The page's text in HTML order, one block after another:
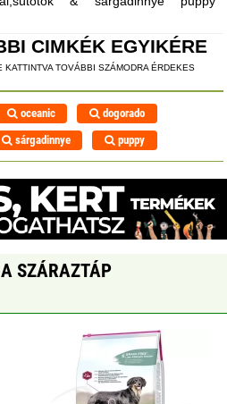
CIMKÉK EGYIKÉRE
TOVÁBBI SZÁMODRA ÉRDEKES
oceanic
dogorado
sárgadinnye puppy
SZÁRAZTÁP